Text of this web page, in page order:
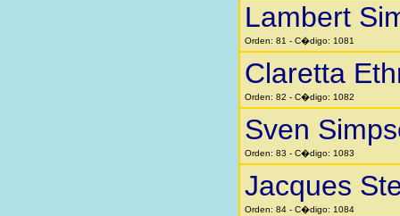
Lambert
Orden: 81 - C�digo: 1081
Claretta
Orden: 82 - C�digo: 1082
Sven
Orden: 83 - C�digo: 1083
Jacques
Orden: 84 - C�digo: 1084